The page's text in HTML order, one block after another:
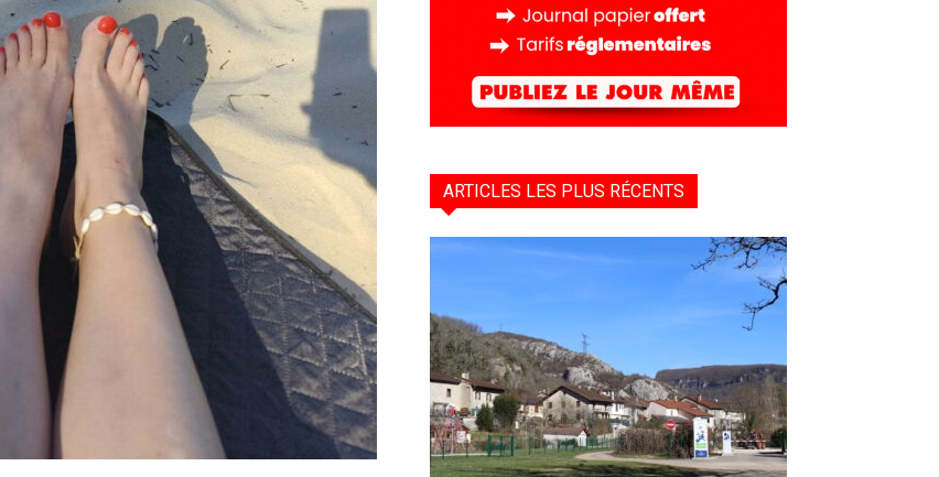
Hebdo39
ARTICLES LES PLUS RÉCENTS